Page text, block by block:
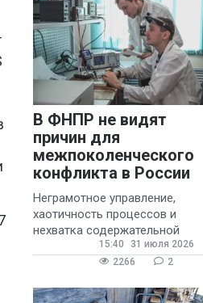
В ФНПР не видят
причин для
межпоколенческого
конфликта в России
Неграмотное управление,
хаотичность процессов и
нехватка содержательной
обратной связи от
руководителя являются
конфликтов и раздражения в
15:40
31 июля 2026
2266
2